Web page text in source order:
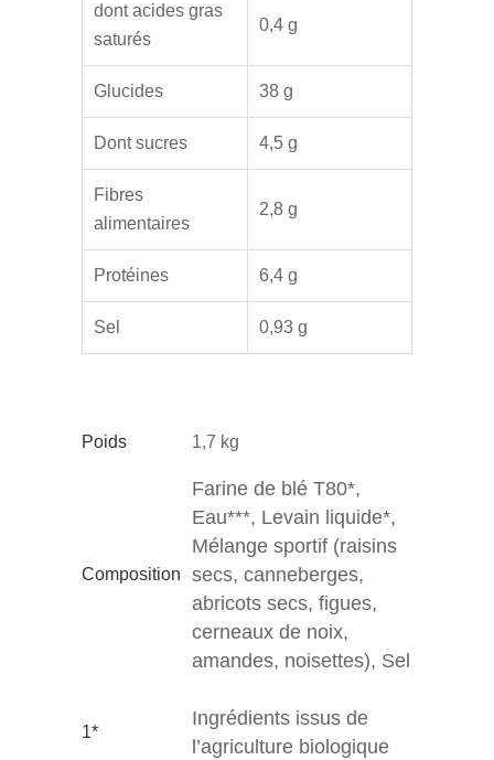
dont acides gras
saturés
0,4 g
Glucides 38 g
Dont sucres 4,5 g
Fibres
alimentaires
2,8 g
Protéines 6,4 g
Sel 0,93 g
Poids 1,7 kg
Composition
Farine de blé T80*,
Eau***, Levain liquide*,
Mélange sportif (raisins
secs, canneberges,
abricots secs, figues,
cerneaux de noix,
amandes, noisettes), Sel
1*
Ingrédients issus de
l’agriculture biologique